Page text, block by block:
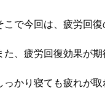
こで今回は、疲労回
た、疲労回復効果が
っかり寝ても疲れが